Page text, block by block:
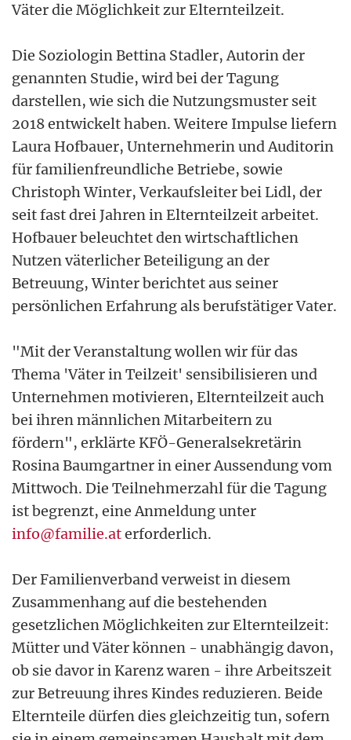
Väter die Möglichkeit zur Elternteilzeit.
Die Soziologin Bettina Stadler, Autorin der
genannten Studie, wird bei der Tagung
darstellen, wie sich die Nutzungsmuster seit
2018 entwickelt haben. Weitere Impulse liefern
Laura Hofbauer, Unternehmerin und Auditorin
für familienfreundliche Betriebe, sowie
Christoph Winter, Verkaufsleiter bei Lidl, der
seit fast drei Jahren in Elternteilzeit arbeitet.
Hofbauer beleuchtet den wirtschaftlichen
Nutzen väterlicher Beteiligung an der
Betreuung, Winter berichtet aus seiner
persönlichen Erfahrung als berufstätiger Vater.
"Mit der Veranstaltung wollen wir für das
Thema 'Väter in Teilzeit' sensibilisieren und
Unternehmen motivieren, Elternteilzeit auch
bei ihren männlichen Mitarbeitern zu
fördern", erklärte KFÖ-Generalsekretärin
Rosina Baumgartner in einer Aussendung vom
Mittwoch. Die Teilnehmerzahl für die Tagung
ist begrenzt, eine Anmeldung unter
info@familie.aterforderlich.
Der Familienverband verweist in diesem
Zusammenhang auf die bestehenden
gesetzlichen Möglichkeiten zur Elternteilzeit:
Mütter und Väter können - unabhängig davon,
ob sie davor in Karenz waren - ihre Arbeitszeit
zur Betreuung ihres Kindes reduzieren. Beide
Elternteile dürfen dies gleichzeitig tun, sofern